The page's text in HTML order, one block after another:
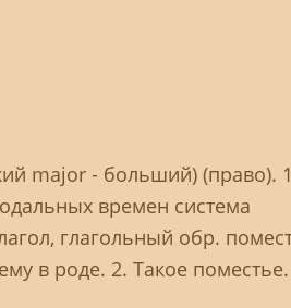
major - больший) (право).
времен система
глагольный обр.
в роде. 2. Такое поместье.